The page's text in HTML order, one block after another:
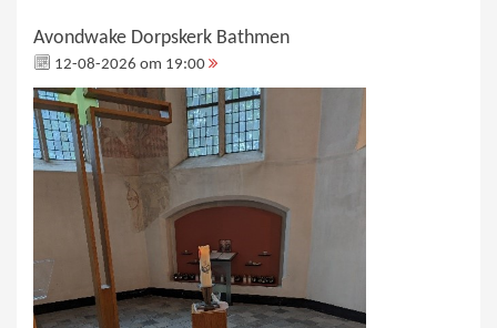
Avondwake Dorpskerk Bathmen
12-08-2026 om 19:00